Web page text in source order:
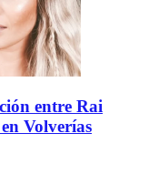
entre Rai
Volverías